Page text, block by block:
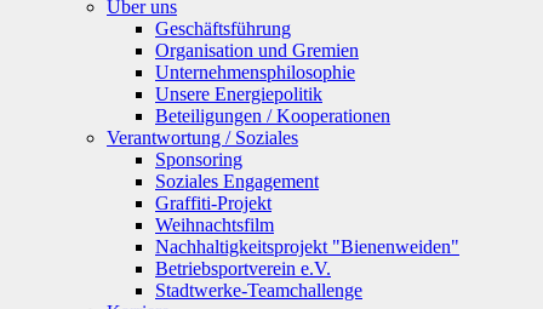
Über uns
Geschäftsführung
Organisation und Gremien
Unternehmensphilosophie
Unsere Energiepolitik
Beteiligungen / Kooperationen
Verantwortung / Soziales
Sponsoring
Soziales Engagement
Graffiti-Projekt
Weihnachtsfilm
Nachhaltigkeitsprojekt "Bienenweiden"
Betriebsportverein e.V.
Stadtwerke-Teamchallenge